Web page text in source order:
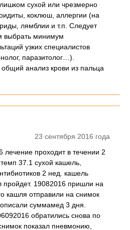
сухой или чрезмерно
коклюш, аллергии (на
лямблии и т.п. Следует
выбрать минимум
узких специалистов
паразитолог…).
анализ крови из пальца
23 сентября 2016 года
лечение проходит в течении 2
37.1 сухой кашель,
2 нед. кашель
пройдет. 19082016 пришли на
кашля отправили на снимок
суммамед 3 дня.
обратились снова по
показал пневмонию,